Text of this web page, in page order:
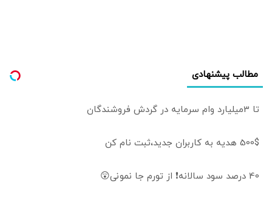
مطالب پیشنهادی
تا 3میلیارد وام سرمایه در گردش فروشندگان
500$ هدیه به کاربران جدید،ثبت نام کن
40 درصد سود سالانه❗ از تورم جا نمونی😲